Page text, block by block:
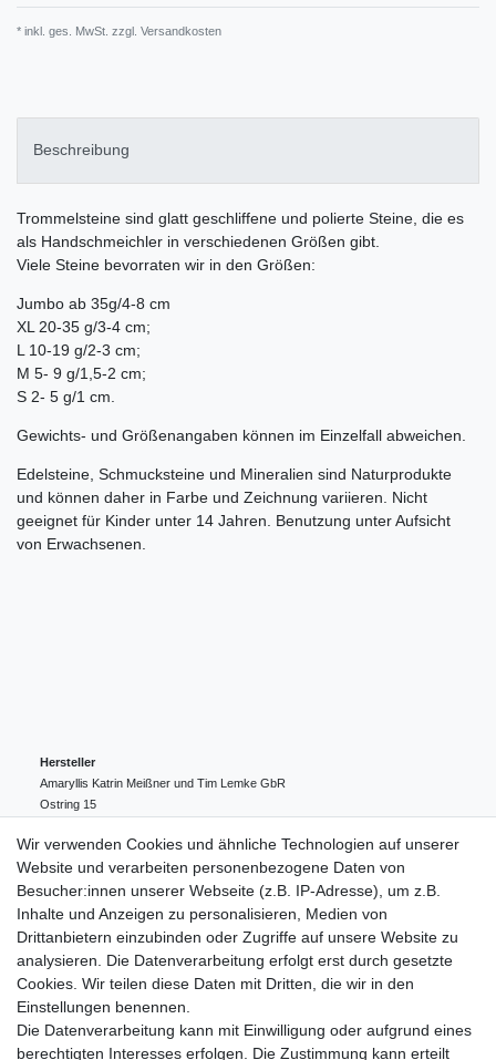
* inkl. ges. MwSt. zzgl. Versandkosten
Beschreibung
Trommelsteine sind glatt geschliffene und polierte Steine, die es
als Handschmeichler in verschiedenen Größen gibt.
Viele Steine bevorraten wir in den Größen:
Jumbo ab 35g/4-8 cm
XL 20-35 g/3-4 cm;
L 10-19 g/2-3 cm;
M 5- 9 g/1,5-2 cm;
S 2- 5 g/1 cm.
Gewichts- und Größenangaben können im Einzelfall abweichen.
Edelsteine, Schmucksteine und Mineralien sind Naturprodukte
und können daher in Farbe und Zeichnung variieren. Nicht
geeignet für Kinder unter 14 Jahren. Benutzung unter Aufsicht
von Erwachsenen.
Hersteller
Amaryllis Katrin Meißner und Tim Lemke GbR
Ostring 15
004943548099856
amaryllis-eckernfoerde@t-online.de
EU-Verantwortlicher
Amaryllis Katrin Meißner und Tim Lemke GbR
Ostring
15
004943548099856
amaryllis-eckernfoerde@t-online.de
Wir verwenden Cookies und ähnliche Technologien auf unserer
Website und verarbeiten personenbezogene Daten von
Besucher:innen unserer Webseite (z.B. IP-Adresse), um z.B.
Inhalte und Anzeigen zu personalisieren, Medien von
Drittanbietern einzubinden oder Zugriffe auf unsere Website zu
analysieren. Die Datenverarbeitung erfolgt erst durch gesetzte
Cookies. Wir teilen diese Daten mit Dritten, die wir in den
Einstellungen benennen.
Die Datenverarbeitung kann mit Einwilligung oder aufgrund eines
berechtigten Interesses erfolgen. Die Zustimmung kann erteilt